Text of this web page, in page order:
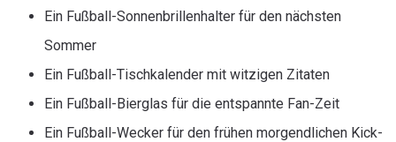
Ein Fußball-Sonnenbrillenhalter für den nächsten
Sommer
Ein Fußball-Tischkalender mit witzigen Zitaten
Ein Fußball-Bierglas für die entspannte Fan-Zeit
Ein Fußball-Wecker für den frühen morgendlichen Kick-